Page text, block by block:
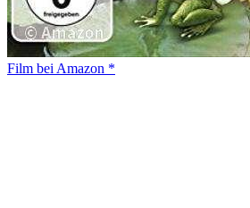
Film bei Amazon *